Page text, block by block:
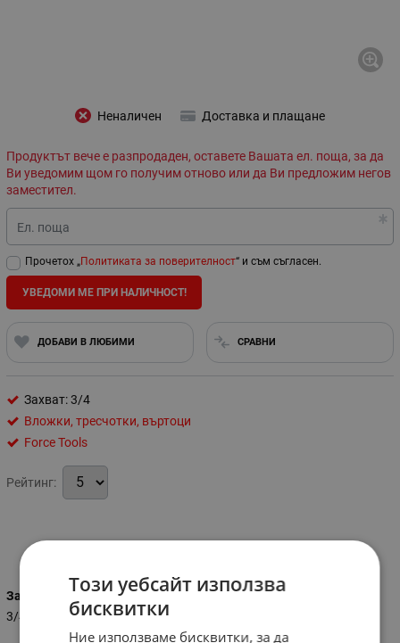
Неналичен Доставка и плащане
Продуктът вече е разпродаден, оставете Вашата ел. поща, за да
Ви уведомим щом го получим отново или да Ви предложим негов
заместител.
Ел. поща
Прочетох „Политиката за поверителност“ и съм съгласен.
УВЕДОМИ МЕ ПРИ НАЛИЧНОСТ!
ДОБАВИ В ЛЮБИМИ СРАВНИ
Захват: 3/4
Вложки, тресчотки, въртоци
Force Tools
Рейтинг:
Захват
3/4
Този уебсайт използва
бисквитки
Ние използваме бисквитки, за да